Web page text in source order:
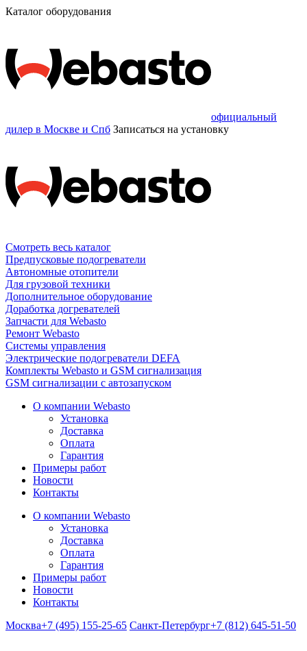
Каталог оборудования
официальный
дилер в Москве и Спб Записаться на установку
Смотреть весь каталог
Предпусковые подогреватели
Автономные отопители
Для грузовой техники
Дополнительное оборудование
Доработка догревателей
Запчасти для Webasto
Ремонт Webasto
Системы управления
Электрические подогреватели DEFA
Комплекты Webasto и GSM сигнализация
GSM сигнализации с автозапуском
О компании Webasto
Установка
Доставка
Оплата
Гарантия
Примеры работ
Новости
Контакты
О компании Webasto
Установка
Доставка
Оплата
Гарантия
Примеры работ
Новости
Контакты
Москва+7 (495) 155-25-65 Санкт-Петербург+7 (812) 645-51-50